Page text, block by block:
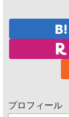
プロフィール